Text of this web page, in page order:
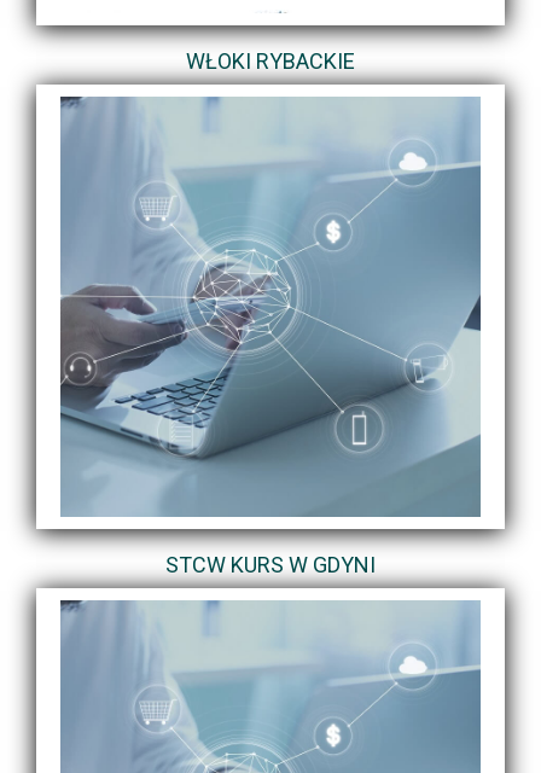
WŁOKI RYBACKIE
STCW KURS W GDYNI